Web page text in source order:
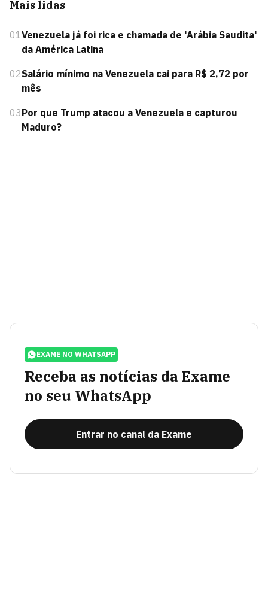
Mais lidas
01Venezuela já foi rica e chamada de 'Arábia Saudita'
da América Latina
02Salário mínimo na Venezuela cai para R$ 2,72 por
mês
03Por que Trump atacou a Venezuela e capturou
Maduro?
EXAME NO WHATSAPP
Receba as notícias da Exame
no seu WhatsApp
Entrar no canal da Exame